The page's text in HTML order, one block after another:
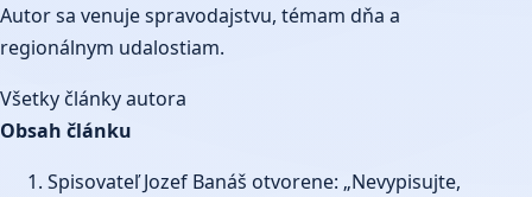
Autor sa venuje spravodajstvu, témam dňa a
regionálnym udalostiam.
Všetky články autora
Obsah článku
Spisovateľ Jozef Banáš otvorene: „Nevypisujte,